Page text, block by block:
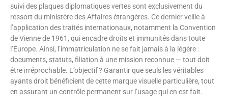
suivi des plaques diplomatiques vertes sont exclusivement du
ressort du ministère des Affaires étrangères. Ce dernier veille à
l’application des traités internationaux, notamment la Convention
de Vienne de 1961, qui encadre droits et immunités dans toute
l’Europe. Ainsi, l’immatriculation ne se fait jamais à la légère :
documents, statuts, filiation à une mission reconnue — tout doit
être irréprochable. L’objectif ? Garantir que seuls les véritables
ayants droit bénéficient de cette marque visuelle particulière, tout
en assurant un contrôle permanent sur l’usage qui en est fait.